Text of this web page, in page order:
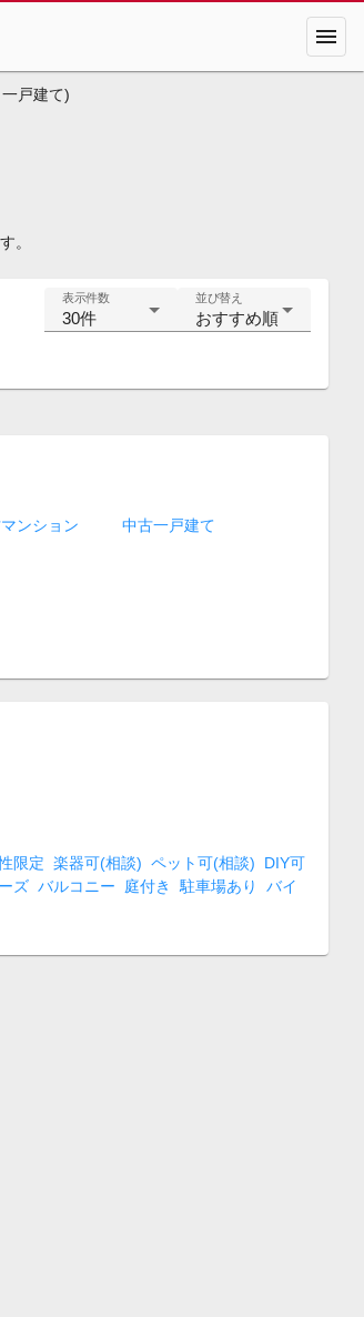
menu
戸建て)
。
表示件数
30件
並び替え
おすすめ順
ンション 中古一戸建て
限定 楽器可(相談) ペット可(相談)
DIY可
ズ バルコニー 庭付き 駐車場あり
バイ